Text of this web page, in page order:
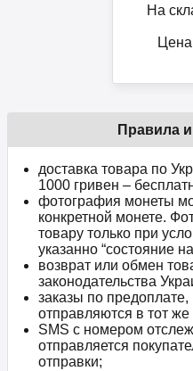
На
Правила
доставка товара по
1000 гривен –
фотография монеты
конкретной монете.
товару только при
указанно “состояние
возврат или обмен
законодательства
заказы по
отправляются в тот же
SMS с номером
отправляется
отправки;